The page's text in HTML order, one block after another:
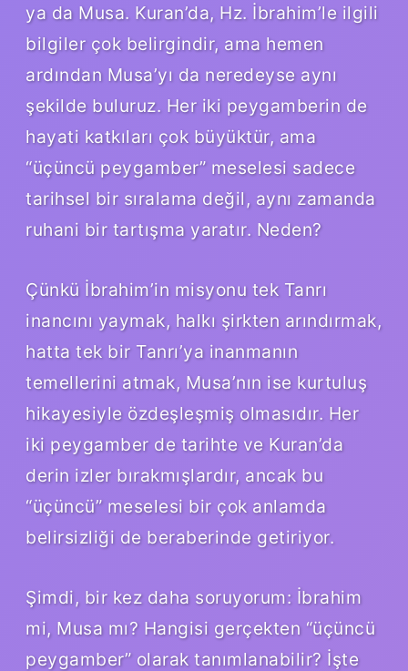
ya da Musa. Kuran’da, Hz. İbrahim’le ilgili
bilgiler çok belirgindir, ama hemen
ardından Musa’yı da neredeyse aynı
şekilde buluruz. Her iki peygamberin de
hayati katkıları çok büyüktür, ama
“üçüncü peygamber” meselesi sadece
tarihsel bir sıralama değil, aynı zamanda
ruhani bir tartışma yaratır. Neden?
Çünkü İbrahim’in misyonu tek Tanrı
inancını yaymak, halkı şirkten arındırmak,
hatta tek bir Tanrı’ya inanmanın
temellerini atmak, Musa’nın ise kurtuluş
hikayesiyle özdeşleşmiş olmasıdır. Her
iki peygamber de tarihte ve Kuran’da
derin izler bırakmışlardır, ancak bu
“üçüncü” meselesi bir çok anlamda
belirsizliği de beraberinde getiriyor.
Şimdi, bir kez daha soruyorum: İbrahim
mi, Musa mı? Hangisi gerçekten “üçüncü
peygamber” olarak tanımlanabilir? İşte